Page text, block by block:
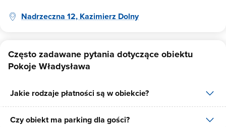
Nadrzeczna 12, Kazimierz Dolny
Często zadawane pytania dotyczące obiektu
Pokoje Władysława
Jakie rodzaje płatności są w obiekcie?
W obiekcie dostępne są następujące formy płatności: gotówka.
Czy obiekt ma parking dla gości?